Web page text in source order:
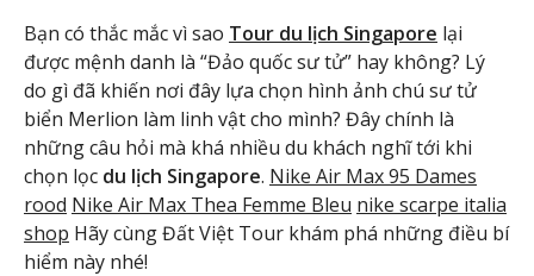
Bạn có thắc mắc vì sao Tour du lịch Singapore lại
được mệnh danh là “Đảo quốc sư tử” hay không? Lý
do gì đã khiến nơi đây lựa chọn hình ảnh chú sư tử
biển Merlion làm linh vật cho mình? Đây chính là
những câu hỏi mà khá nhiều du khách nghĩ tới khi
chọn lọc du lịch Singapore. Nike Air Max 95 Dames
rood Nike Air Max Thea Femme Bleu nike scarpe italia
shop Hãy cùng Đất Việt Tour khám phá những điều bí
hiểm này nhé!